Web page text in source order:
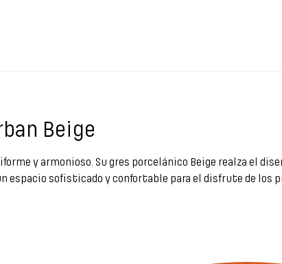
Beige
y armonioso. Su gres porcelánico Beige realza el
espacio sofisticado y confortable para el disfrute de los